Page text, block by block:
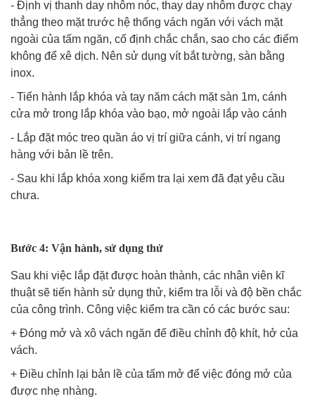
- Định vị thanh day nhôm nóc, thay day nhôm được chạy
thẳng theo mặt trước hệ thống vách ngăn với vách mặt
ngoài của tấm ngăn, cố định chắc chắn, sao cho các điểm
không để xê dịch. Nên sử dụng vít bắt tường, sàn bằng
inox.
- Tiến hành lắp khóa và tay năm cách mặt sàn 1m, cánh
cửa mở trong lắp khóa vào bạo, mở ngoài lắp vào cánh
- Lắp đặt móc treo quần áo vị trí giữa cánh, vị trí ngang
hàng với bản lề trên.
- Sau khi lắp khóa xong kiểm tra lại xem đã đạt yêu cầu
chưa.
Bước 4: Vận hành, sử dụng thử
Sau khi việc lắp đặt được hoàn thành, các nhân viên kĩ
thuật sẽ tiến hành sử dụng thử, kiểm tra lỗi và độ bền chắc
của công trình. Công việc kiểm tra cần có các bước sau:
+ Đóng mở và xô vách ngăn để điều chỉnh độ khít, hở của
vách.
+ Điều chỉnh lại bản lề của tấm mở để việc đóng mở của
được nhẹ nhàng.